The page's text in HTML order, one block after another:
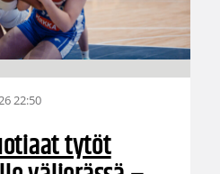
22:50
tytöt